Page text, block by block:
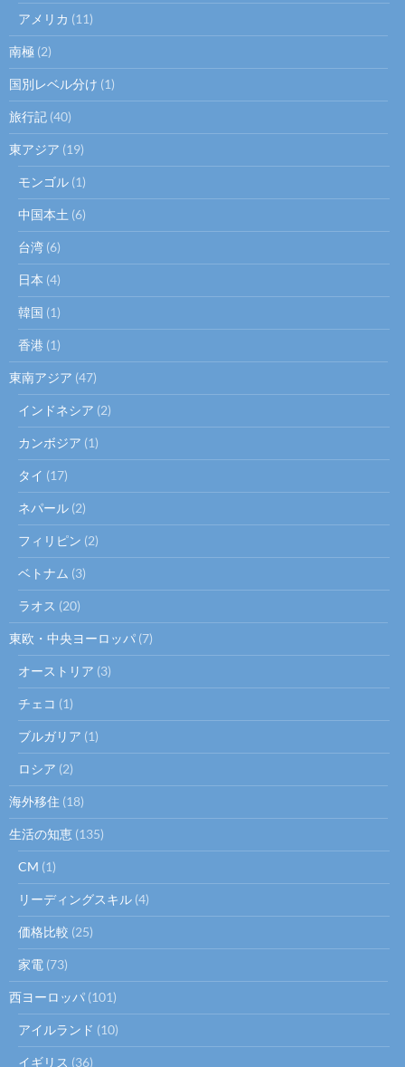
アメリカ (11)
南極 (2)
国別レベル分け (1)
旅行記 (40)
東アジア (19)
モンゴル (1)
中国本土 (6)
台湾 (6)
日本 (4)
韓国 (1)
香港 (1)
東南アジア (47)
インドネシア (2)
カンボジア (1)
タイ (17)
ネパール (2)
フィリピン (2)
ベトナム (3)
ラオス (20)
東欧・中央ヨーロッパ (7)
オーストリア (3)
チェコ (1)
ブルガリア (1)
ロシア (2)
海外移住 (18)
生活の知恵 (135)
CM (1)
リーディングスキル (4)
価格比較 (25)
家電 (73)
西ヨーロッパ (101)
アイルランド (10)
イギリス (36)